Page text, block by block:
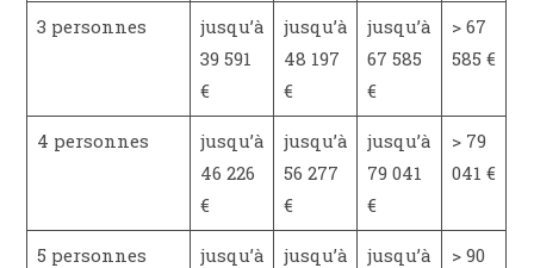
3 personnes
jusqu’à
39 591
€
jusqu’à
48 197
€
jusqu’à
67 585
€
> 67
585 €
4 personnes
jusqu’à
46 226
€
jusqu’à
56 277
€
jusqu’à
79 041
€
> 79
041 €
5 personnes
jusqu’à
jusqu’à
jusqu’à
> 90